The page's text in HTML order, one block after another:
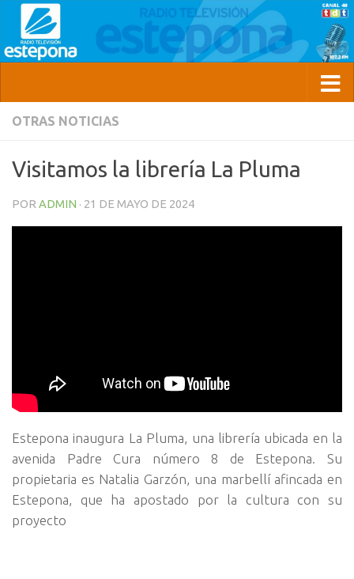
OTRAS NOTICIAS
Visitamos la librería La Pluma
POR ADMIN · 21 DE MAYO DE 2024
Estepona inaugura La Pluma, una librería ubicada en la
avenida Padre Cura número 8 de Estepona. Su
propietaria es Natalia Garzón, una marbellí afincada en
Estepona, que ha apostado por la cultura con su
proyecto